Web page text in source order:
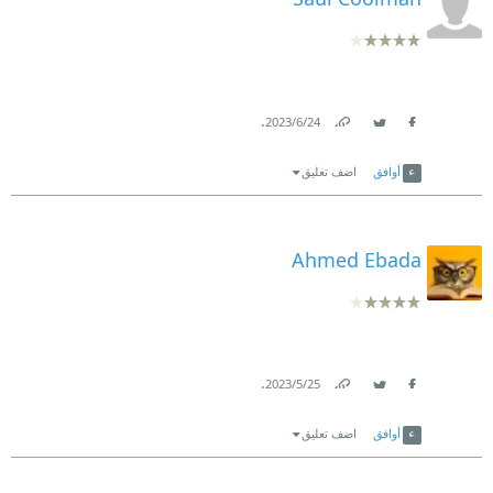
24‏/6‏/2023
.
أوافق اضف تعليق
Ahmed Ebada
25‏/5‏/2023
.
أوافق اضف تعليق